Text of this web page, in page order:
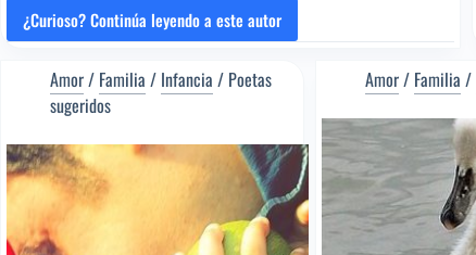
¿Curioso? Continúa leyendo a este autor
APRENDE
REPARTIR
[Poema
Editor]
[Poeta
Amor/ Familia / Infancia / Poetas
sugeridos
Amor/ Familia /